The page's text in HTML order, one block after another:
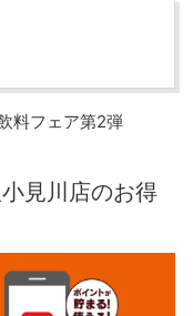
料フェア第2弾
見川店のお得